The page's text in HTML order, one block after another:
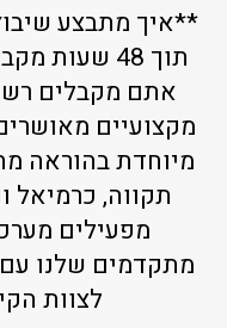
**איך מתבצע
תוך 48
אתם מקבלים
מקצועיים
מיוחדת בהוראה
תקווה, כרמיאל
מפעילים
מתקדמים שלנו
לצוות